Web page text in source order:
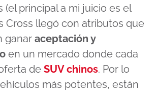
(el principal a mi juicio es el
Cross llegó con atributos que
ganar aceptación y
en un mercado donde cada
de SUV chinos. Por lo
más potentes, están